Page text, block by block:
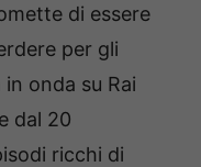
di essere
per gli
onda su Rai
dal 20
ricchi di